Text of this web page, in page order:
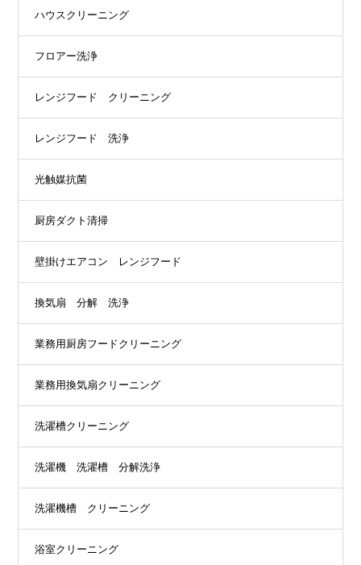
ハウスクリーニング
フロアー洗浄
レンジフード クリーニング
レンジフード 洗浄
光触媒抗菌
厨房ダクト清掃
壁掛けエアコン レンジフード
換気扇 分解 洗浄
業務用厨房フードクリーニング
業務用換気扇クリーニング
洗濯槽クリーニング
洗濯機 洗濯槽 分解洗浄
洗濯機槽 クリーニング
浴室クリーニング